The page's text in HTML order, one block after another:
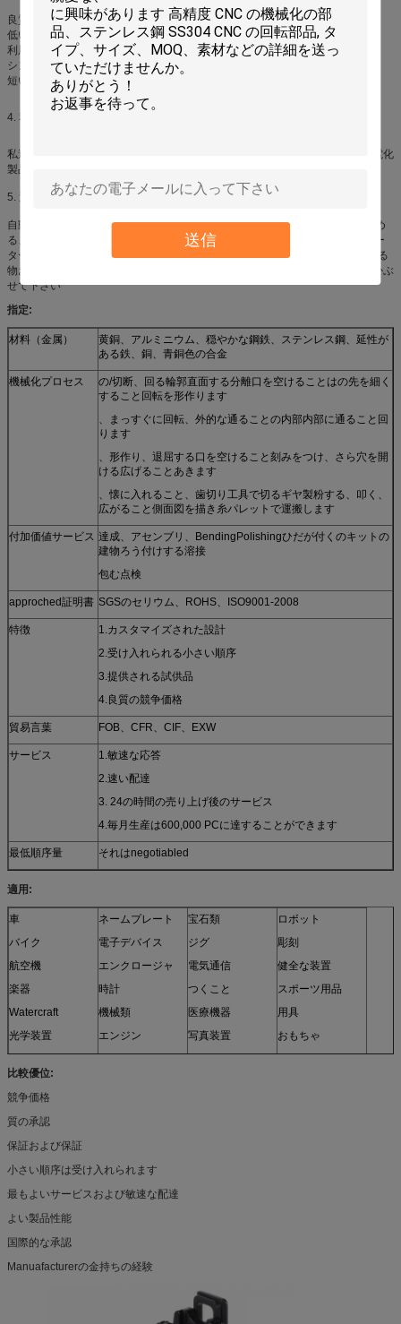
送信
良質の競争価格。
低いMOQ （100pcsはある特別条項で受諾可能です）。
利用できるカスタマイズされたサイズおよびspec /OEM。
シンセンおよびHKの近く、便利な交通機関。
短い調達期間（順序qtyに従う7-30days）。
4. 私達のプロダクトの適用
私達の主要なプロダクトは家の電気器具、スポーツの電気器具、携帯電話、電化
製品、ライト、おもちゃ、腕時計および自動車産業等で使用されます。
5. 選ぶべきあなたのためのより多くのプロダクト
自動旋盤の部分、おもちゃのナットを、スタッド圧力リベット リベットで留め
る、車軸、圧力PEMの標準的な部品、銅シリンダー、感動的な軸線、中心モー
ター シャフトおよびシャフトギア;部品、型、脱熱器、異なったタイプの締める
物およびステンレス鋼、銅およびアルミ合金プロダクトを押すことに金属をかぶ
せて下さい
指定:
材料（金属）
黄銅、アルミニウム、穏やかな鋼鉄、ステンレス鋼、延性が
ある鉄、銅、青銅色の合金
機械化プロセス
の/切断、回る輪郭直面する分離口を空けることはの先を細く
すること回転を形作ります
、まっすぐに回転、外的な通ることの内部内部に通ること回
ります
、形作り、退屈する口を空けること刻みをつけ、さら穴を開
ける広げることあきます
、懐に入れること、歯切り工具で切るギヤ製粉する、叩く、
広がること側面図を描き糸パレットで運搬します
付加価値サービス 達成、アセンブリ、BendingPolishingひだが付くのキットの
建物ろう付けする溶接
包む点検
approched証明書 SGSのセリウム、ROHS、ISO9001-2008
特徴
1.カスタマイズされた設計
2.受け入れられる小さい順序
3.提供される試供品
4.良質の競争価格
貿易言葉 FOB、CFR、CIF、EXW
サービス
1.敏速な応答
2.速い配達
3. 24の時間の売り上げ後のサービス
4.毎月生産は600,000 PCに達することができます
最低順序量 それはnegotiabled
適用:
車
バイク
航空機
楽器
Watercraft
光学装置
センサー
モデル
ネームプレート
電子デバイス
エンクロージャ
時計
機械類
エンジン
家具
宝石類
ジグ
電気通信
つくこと
医療機器
写真装置
ロボット
彫刻
健全な装置
スポーツ用品
用具
おもちゃ
そして多く
比較優位:
競争価格
質の承認
保証および保証
小さい順序は受け入れられます
最もよいサービスおよび敏速な配達
よい製品性能
国際的な承認
Manuafacturerの金持ちの経験